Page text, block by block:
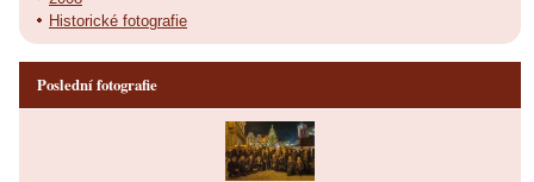
Historické fotografie
Poslední fotografie